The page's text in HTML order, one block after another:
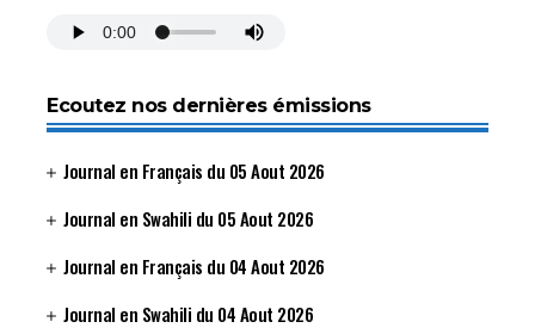
Ecoutez nos dernières émissions
Journal en Français du 05 Aout 2026
Journal en Swahili du 05 Aout 2026
Journal en Français du 04 Aout 2026
Journal en Swahili du 04 Aout 2026